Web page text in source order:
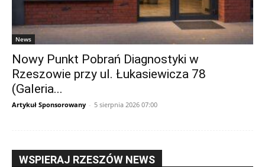
News
Nowy Punkt Pobrań Diagnostyki w
Rzeszowie przy ul. Łukasiewicza 78
(Galeria...
Artykuł Sponsorowany - 5 sierpnia 2026 07:00
WSPIERAJ RZESZÓW NEWS